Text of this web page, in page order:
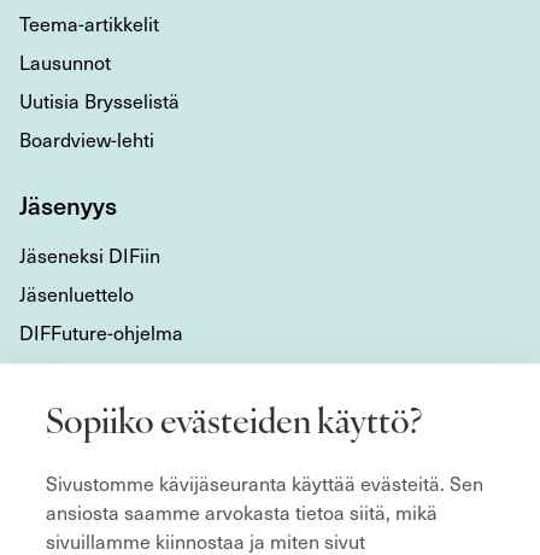
Sopiiko evästeiden käyttö?
Sivustomme kävijäseuranta käyttää evästeitä. Sen
ansiosta saamme arvokasta tietoa siitä, mikä
sivuillamme kiinnostaa ja miten sivut
Teema-artikkelit
Lausunnot
Uutisia Brysselistä
Boardview-lehti
Jäsenyys
Jäseneksi DIFiin
Jäsenluettelo
DIFFuture-ohjelma
Tietoa meistä
Mikä DIF on?
Organisaatio
Hyvän hallitustyön kulmakivet